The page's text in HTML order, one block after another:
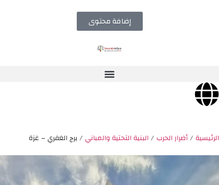
إضافة محتوى
الرئيسية/أضرار الحرب/ البنية التحتية والمباني/برج الغفري – غزة